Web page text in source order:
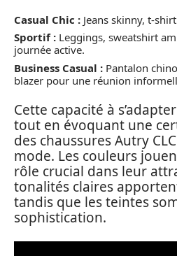
Casual Chic : Jeans skinny, t-
Sportif : Leggings, sweatshirt
journée active.
Business Casual : Pantalon
blazer pour une réunion
Cette capacité à
tout en évoquant une
des chaussures Autry
mode. Les couleurs
rôle crucial dans leur
tonalités claires
tandis que les teintes
sophistication.